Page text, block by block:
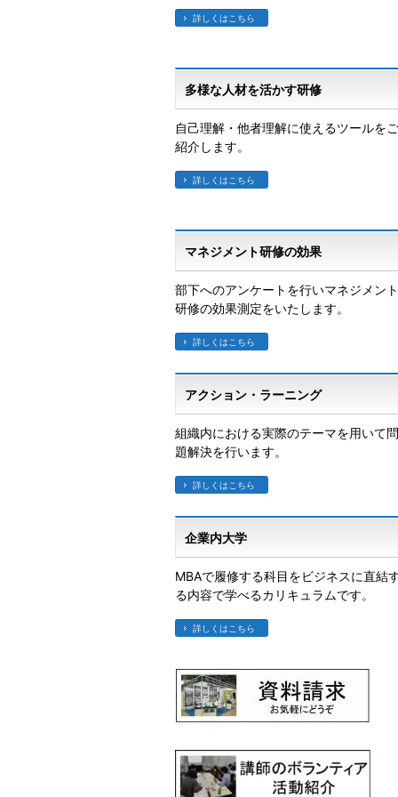
詳しくはこちら
多様な人材を活かす研修
自己理解・他者理解に使えるツールをご
紹介します。
詳しくはこちら
マネジメント研修の効果
部下へのアンケートを行いマネジメント
研修の効果測定をいたします。
詳しくはこちら
アクション・ラーニング
組織内における実際のテーマを用いて問
題解決を行います。
詳しくはこちら
企業内大学
MBAで履修する科目をビジネスに直結
る内容で学べるカリキュラムです。
詳しくはこちら